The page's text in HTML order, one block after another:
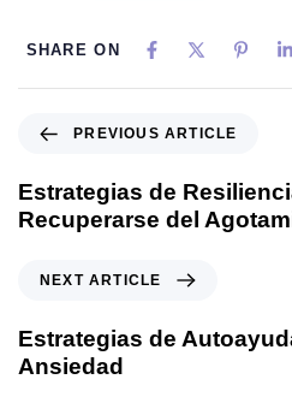
SHARE ON
PREVIOUS ARTICLE
Estrategias de
Recuperarse del
NEXT ARTICLE
Estrategias de
Ansiedad